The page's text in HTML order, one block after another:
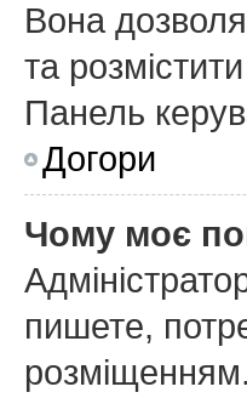
Вона
та
Панель
Догори
Чому моє
пишете,